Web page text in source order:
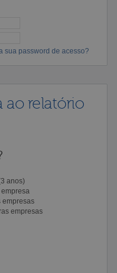
sua password de acesso?
ao relatório
anos)
empresa
empresas
empresas